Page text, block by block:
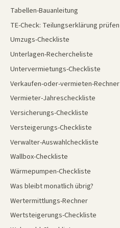
Tabellen-Bauanleitung
TE-Check: Teilungserklärung prüfen
Umzugs-Checkliste
Unterlagen-Rechercheliste
Untervermietungs-Checkliste
Verkaufen-oder-vermieten-Rechner
Vermieter-Jahrescheckliste
Versicherungs-Checkliste
Versteigerungs-Checkliste
Verwalter-Auswahlcheckliste
Wallbox-Checkliste
Wärmepumpen-Checkliste
Was bleibt monatlich übrig?
Wertermittlungs-Rechner
Wertsteigerungs-Checkliste